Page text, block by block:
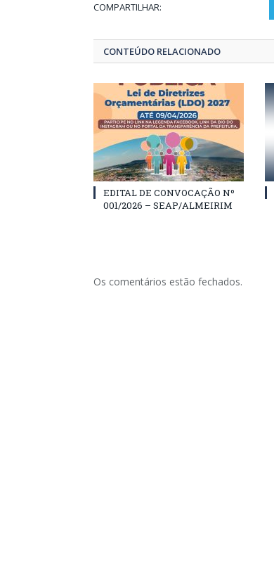
COMPARTILHAR:
CONTEÚDO RELACIONADO
EDITAL DE CONVOCAÇÃO Nº
001/2026 – SEAP/ALMEIRIM
Os comentários estão fechados.